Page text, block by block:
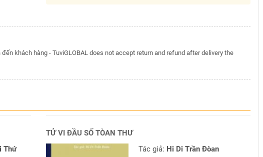
khách hàng - TuviGLOBAL does not accept return and refund after delivery the
Thứ
TỬ VI ĐẦU SỐ TÒAN THƯ
Tác giả: Hi Di Trần Đòan